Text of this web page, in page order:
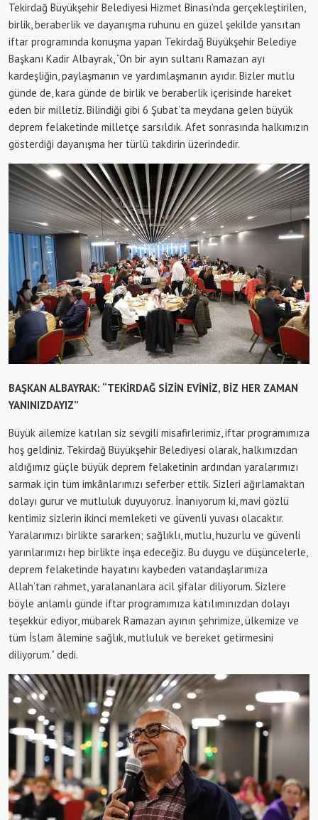
Tekirdağ Büyükşehir Belediyesi Hizmet Binası’nda gerçekleştirilen,
birlik, beraberlik ve dayanışma ruhunu en güzel şekilde yansıtan
iftar programında konuşma yapan Tekirdağ Büyükşehir Belediye
Başkanı Kadir Albayrak, “On bir ayın sultanı Ramazan ayı
kardeşliğin, paylaşmanın ve yardımlaşmanın ayıdır. Bizler mutlu
günde de, kara günde de birlik ve beraberlik içerisinde hareket
eden bir milletiz. Bilindiği gibi 6 Şubat’ta meydana gelen büyük
deprem felaketinde milletçe sarsıldık. Afet sonrasında halkımızın
gösterdiği dayanışma her türlü takdirin üzerindedir.
BAŞKAN ALBAYRAK: “TEKİRDAĞ SİZİN EVİNİZ, BİZ HER ZAMAN
YANINIZDAYIZ”
Büyük ailemize katılan siz sevgili misafirlerimiz, iftar programımıza
hoş geldiniz. Tekirdağ Büyükşehir Belediyesi olarak, halkımızdan
aldığımız güçle büyük deprem felaketinin ardından yaralarımızı
sarmak için tüm imkânlarımızı seferber ettik. Sizleri ağırlamaktan
dolayı gurur ve mutluluk duyuyoruz. İnanıyorum ki, mavi gözlü
kentimiz sizlerin ikinci memleketi ve güvenli yuvası olacaktır.
Yaralarımızı birlikte sararken; sağlıklı, mutlu, huzurlu ve güvenli
yarınlarımızı hep birlikte inşa edeceğiz. Bu duygu ve düşüncelerle,
deprem felaketinde hayatını kaybeden vatandaşlarımıza
Allah’tan rahmet, yaralananlara acil şifalar diliyorum. Sizlere
böyle anlamlı günde iftar programımıza katılımınızdan dolayı
teşekkür ediyor, mübarek Ramazan ayının şehrimize, ülkemize ve
tüm İslam âlemine sağlık, mutluluk ve bereket getirmesini
diliyorum.” dedi.